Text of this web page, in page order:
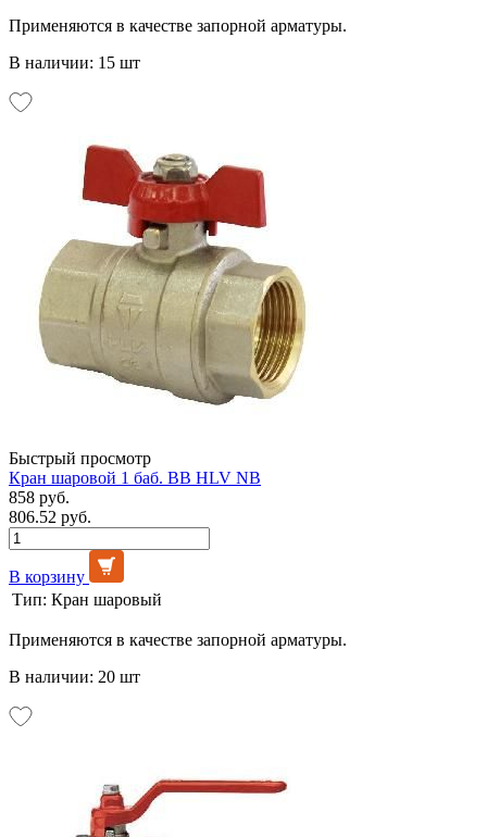
Применяются в качестве запорной арматуры.
В наличии: 15 шт
Быстрый просмотр
Кран шаровой 1 баб. ВВ HLV NB
858 руб.
806.52 руб.
В корзину
Тип: Кран шаровый
Применяются в качестве запорной арматуры.
В наличии: 20 шт